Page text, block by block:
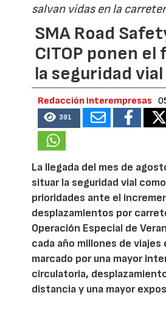
salvan vidas en la
SMA Road
CITOP ponen el
la seguridad vial
Redacción Interempresas
391
La llegada del mes de
situar la seguridad vial
prioridades ante el
desplazamientos por
Operación Especial de
cada año millones de viajes
marcado por una mayor
circulatoria,
distancia y una mayor